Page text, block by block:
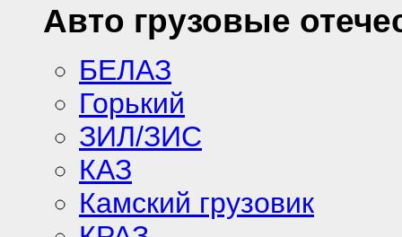
Авто грузовые
БЕЛАЗ
Горький
ЗИЛ/ЗИС
КАЗ
Камский грузовик